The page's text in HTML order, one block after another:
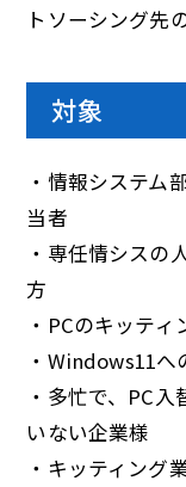
トソーシング先
対象
・情報システム
当者
・専任情シスの
方
・PCのキッテ
・Windows11へ
・多忙で、PC
いない企業様
・キッティング